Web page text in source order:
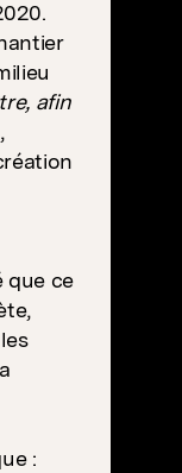
afin
que ce
: